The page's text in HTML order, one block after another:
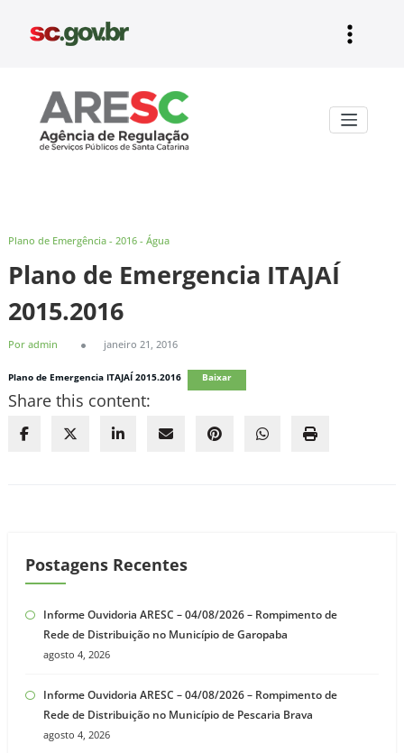
Plano de Emergência - 2016 - Água
Plano de Emergencia ITAJAÍ
2015.2016
Por admin janeiro 21, 2016
Plano de Emergencia ITAJAÍ 2015.2016 Baixar
Share this content:
Postagens Recentes
Informe Ouvidoria ARESC – 04/08/2026 – Rompimento de
Rede de Distribuição no Município de Garopaba
agosto 4, 2026
Informe Ouvidoria ARESC – 04/08/2026 – Rompimento de
Rede de Distribuição no Município de Pescaria Brava
agosto 4, 2026